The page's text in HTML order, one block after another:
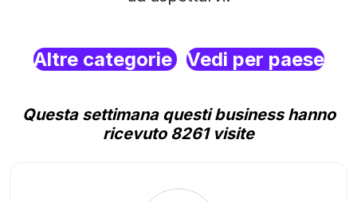
Altre categorie Vedi per paese
Questa settimana questi business hanno
ricevuto 8261 visite